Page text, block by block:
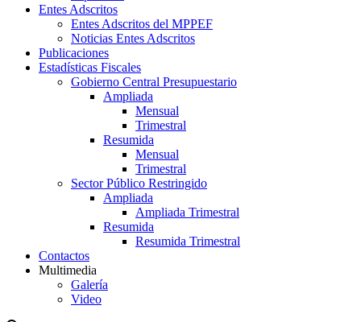
Entes Adscritos
Entes Adscritos del MPPEF
Noticias Entes Adscritos
Publicaciones
Estadísticas Fiscales
Gobierno Central Presupuestario
Ampliada
Mensual
Trimestral
Resumida
Mensual
Trimestral
Sector Público Restringido
Ampliada
Ampliada Trimestral
Resumida
Resumida Trimestral
Contactos
Multimedia
Galería
Video